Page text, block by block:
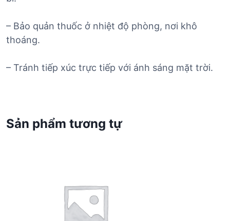
– Bảo quản thuốc ở nhiệt độ phòng, nơi khô
thoáng.
– Tránh tiếp xúc trực tiếp với ánh sáng mặt trời.
Sản phẩm tương tự